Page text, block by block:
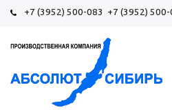
+7 (3952) 500-083 +7 (3952) 500-